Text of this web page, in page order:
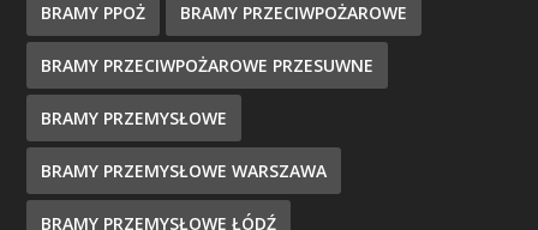
BRAMY PPOŻ BRAMY PRZECIWPOŻAROWE
BRAMY PRZECIWPOŻAROWE PRZESUWNE
BRAMY PRZEMYSŁOWE
BRAMY PRZEMYSŁOWE WARSZAWA
BRAMY PRZEMYSŁOWE ŁÓDŹ